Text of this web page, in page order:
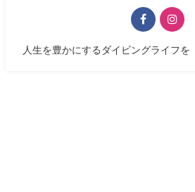
人生を豊かにするダイビングライフを